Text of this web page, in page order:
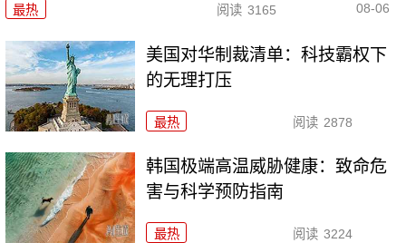
最热 阅读 3165 08-06
美国对华制裁清单：科技霸权下
的无理打压
最热 阅读 2878
韩国极端高温威胁健康：致命危
害与科学预防指南
最热 阅读 3224